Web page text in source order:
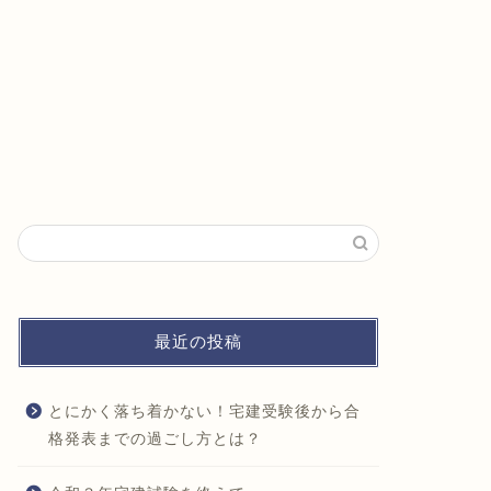
最近の投稿
とにかく落ち着かない！宅建受験後から合
格発表までの過ごし方とは？